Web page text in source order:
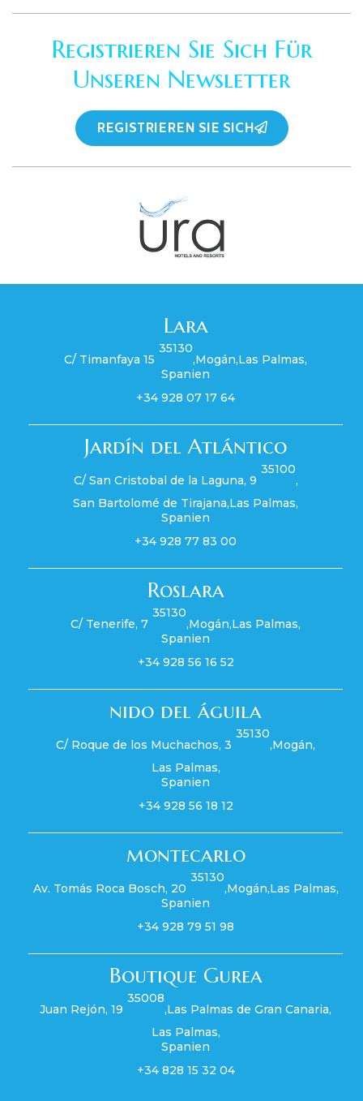
Registrieren Sie Sich Für
Unseren Newsletter
REGISTRIEREN SIE SICH
Lara
C/ Timanfaya 15
35130
,Mogán,Las Palmas,
Spanien
+34 928 07 17 64
Jardín del Atlántico
C/ San Cristobal de la Laguna, 9
35100
,
San Bartolomé de Tirajana,Las Palmas,
Spanien
+34 928 77 83 00
Roslara
C/ Tenerife, 7
35130
,Mogán,Las Palmas,
Spanien
+34 928 56 16 52
nido del águila
C/ Roque de los Muchachos, 3
35130
,Mogán,
Las Palmas,
Spanien
+34 928 56 18 12
montecarlo
Av. Tomás Roca Bosch, 20
35130
,Mogán,Las Palmas,
Spanien
+34 928 79 51 98
Boutique Gurea
Juan Rejón, 19
35008
,Las Palmas de Gran Canaria,
Las Palmas,
Spanien
+34 828 15 32 04